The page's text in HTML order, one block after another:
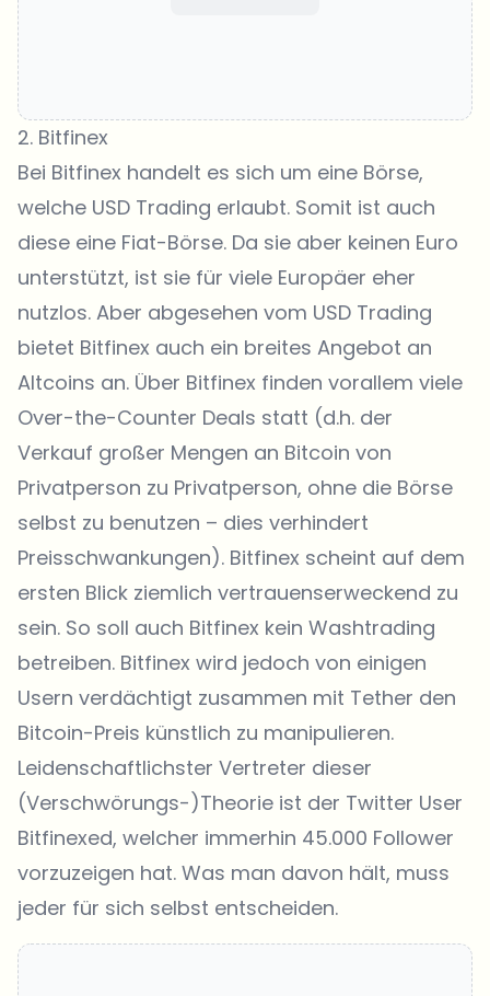
2. Bitfinex
Bei Bitfinex handelt es sich um eine Börse,
welche USD Trading erlaubt. Somit ist auch
diese eine Fiat-Börse. Da sie aber keinen Euro
unterstützt, ist sie für viele Europäer eher
nutzlos. Aber abgesehen vom USD Trading
bietet Bitfinex auch ein breites Angebot an
Altcoins an. Über Bitfinex finden vorallem viele
Over-the-Counter Deals statt (d.h. der
Verkauf großer Mengen an Bitcoin von
Privatperson zu Privatperson, ohne die Börse
selbst zu benutzen – dies verhindert
Preisschwankungen). Bitfinex scheint auf dem
ersten Blick ziemlich vertrauenserweckend zu
sein. So soll auch Bitfinex kein Washtrading
betreiben. Bitfinex wird jedoch von einigen
Usern verdächtigt zusammen mit Tether den
Bitcoin-Preis künstlich zu manipulieren.
Leidenschaftlichster Vertreter dieser
(Verschwörungs-)Theorie ist der Twitter User
Bitfinexed, welcher immerhin 45.000 Follower
vorzuzeigen hat. Was man davon hält, muss
jeder für sich selbst entscheiden.